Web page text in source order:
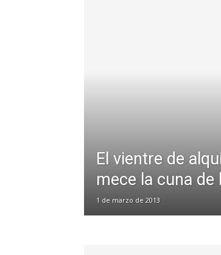
El vientre de
mece la cuna
1 de marzo de 2013